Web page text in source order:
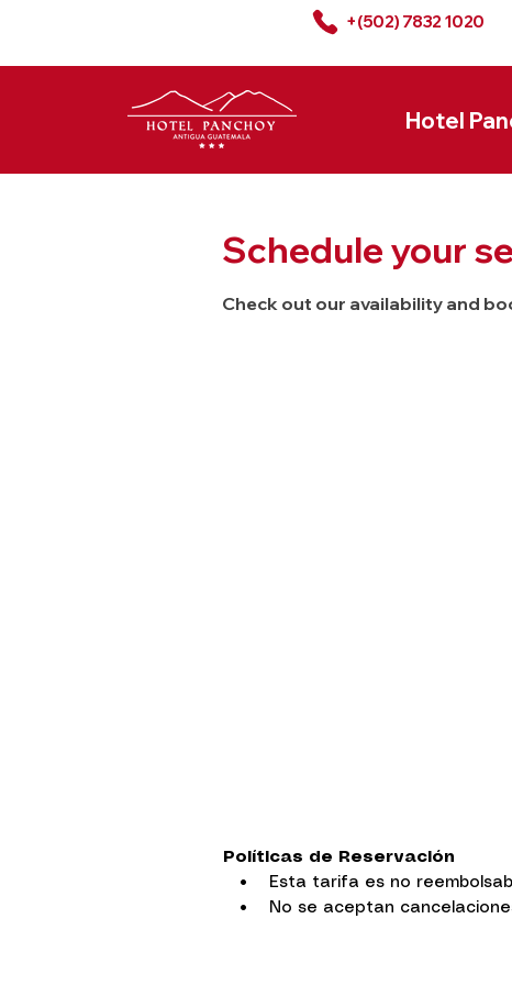
+(502) 7832 1020
Hotel
Schedule your
Check out our availability and
Políticas de Reservación
• Esta tarifa es no
• No se aceptan